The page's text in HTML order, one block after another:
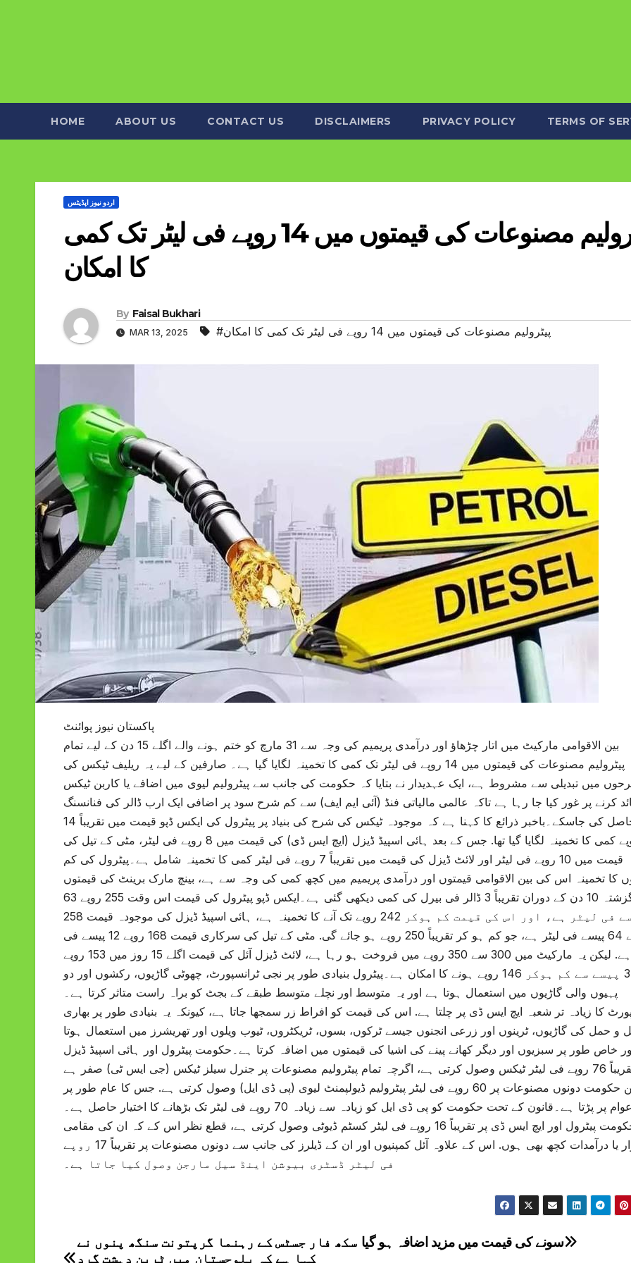
HOME ABOUT US CONTACT US DISCLAIMERS PRIVACY POLICY TERMS OF
اردو نیوز اپڈیٹس
پیٹرولیم مصنوعات کی قیمتوں میں 14 روپے فی لیٹر تک کمی
کا امکان
By Faisal Bukhari
MAR 13, 2025 #پیٹرولیم مصنوعات کی قیمتوں میں 14 روپے فی لیٹر تک کمی کا امکان
پاکستان نیوز پوائنٹ
بین الاقوامی مارکیٹ میں اتار چڑھاؤ اور درآمدی پریمیم کی وجہ سے 31 مارچ کو ختم ہونے والے اگلے 15 دن کے لیے تمام
پیٹرولیم مصنوعات کی قیمتوں میں 14 روپے فی لیٹر تک کمی کا تخمینہ لگایا گیا ہے۔ صارفین کے لیے یہ ریلیف ٹیکس کی
میں تبدیلی سے مشروط ہے، ایک عہدیدار نے بتایا کہ حکومت کی جانب سے پیٹرولیم لیوی میں اضافے یا کاربن ٹیکس
کرنے پر غور کیا جا رہا ہے تاکہ عالمی مالیاتی فنڈ (آئی ایم ایف) سے کم شرح سود پر اضافی ایک ارب ڈالر کی فنانسنگ
حاصل کی جاسکے۔باخبر ذرائع کا کہنا ہے کہ موجودہ ٹیکس کی شرح کی بنیاد پر پیٹرول کی ایکس ڈپو قیمت میں تقریباً 14
روپے کمی کا تخمینہ لگایا گیا تھا. جس کے بعد ہائی اسپیڈ ڈیزل (ایچ ایس ڈی) کی قیمت میں 8 روپے فی لیٹر، مٹی کے تیل کی
قیمت میں 10 روپے فی لیٹر اور لائٹ ڈیزل کی قیمت میں تقریباً 7 روپے فی لیٹر کمی کا تخمینہ شامل ہے۔پیٹرول کی کم
کا تخمینہ اس کی بین الاقوامی قیمتوں اور درآمدی پریمیم میں کچھ کمی کی وجہ سے ہے، بینچ مارک برینٹ کی قیمتوں
میں گزشتہ 10 دن کے دوران تقریباً 3 ڈالر فی بیرل کی کمی دیکھی گئی ہے۔ایکس ڈپو پیٹرول کی قیمت اس وقت 255 روپے 63
پیسے فی لیٹر ہے، اور اس کی قیمت کم ہوکر 242 روپے تک آنے کا تخمینہ ہے، ہائی اسپیڈ ڈیزل کی موجودہ قیمت 258
روپے 64 پیسے فی لیٹر ہے، جو کم ہو کر تقریباً 250 روپے ہو جائے گی. مٹی کے تیل کی سرکاری قیمت 168 روپے 12 پیسے فی
لیٹر ہے. لیکن یہ مارکیٹ میں 300 سے 350 روپے میں فروخت ہو رہا ہے، لائٹ ڈیزل آئل کی قیمت اگلے 15 روز میں 153 روپے
34 پیسے سے کم ہوکر 146 روپے ہونے کا امکان ہے۔پیٹرول بنیادی طور پر نجی ٹرانسپورٹ، چھوٹی گاڑیوں، رکشوں اور دو
پہیوں والی گاڑیوں میں استعمال ہوتا ہے اور یہ متوسط اور نچلے متوسط طبقے کے بجٹ کو براہ راست متاثر کرتا ہے۔
کا زیادہ تر شعبہ ایچ ایس ڈی پر چلتا ہے. اس کی قیمت کو افراط زر سمجھا جاتا ہے، کیونکہ یہ بنیادی طور پر بھاری
و حمل کی گاڑیوں، ٹرینوں اور زرعی انجنوں جیسے ٹرکوں، بسوں، ٹریکٹروں، ٹیوب ویلوں اور تھریشرز میں استعمال ہوتا
خاص طور پر سبزیوں اور دیگر کھانے پینے کی اشیا کی قیمتوں میں اضافہ کرتا ہے۔حکومت پیٹرول اور ہائی اسپیڈ ڈیزل
پر تقریباً 76 روپے فی لیٹر ٹیکس وصول کرتی ہے، اگرچہ تمام پیٹرولیم مصنوعات پر جنرل سیلز ٹیکس (جی ایس ٹی) صفر ہے
لیکن حکومت دونوں مصنوعات پر 60 روپے فی لیٹر پیٹرولیم ڈیولپمنٹ لیوی (پی ڈی ایل) وصول کرتی ہے. جس کا عام طور پر
اثر عوام پر پڑتا ہے۔قانون کے تحت حکومت کو پی ڈی ایل کو زیادہ سے زیادہ 70 روپے فی لیٹر تک بڑھانے کا اختیار حاصل ہے۔
حکومت پیٹرول اور ایچ ایس ڈی پر تقریباً 16 روپے فی لیٹر کسٹم ڈیوٹی وصول کرتی ہے، قطع نظر اس کے کہ ان کی مقامی
پیداوار یا درآمدات کچھ بھی ہوں. اس کے علاوہ آئل کمپنیوں اور ان کے ڈیلرز کی جانب سے دونوں مصنوعات پر تقریباً 17 روپے
فی لیٹر ڈسٹری بیوشن اینڈ سیل مارجن وصول کیا جاتا ہے۔
Post
سونے کی قیمت میں مزید اضافہ ہو گیا سکھ فار جسٹس کے رہنما گرپتونت سنگھ پنوں نے
کہا ہے کہ بلوچستان میں ٹرین دہشت گرد